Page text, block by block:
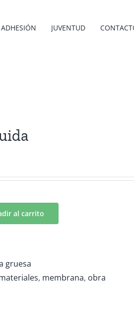
ADHESIÓN JUVENTUD
al carrito
gruesa
, membrana, obra